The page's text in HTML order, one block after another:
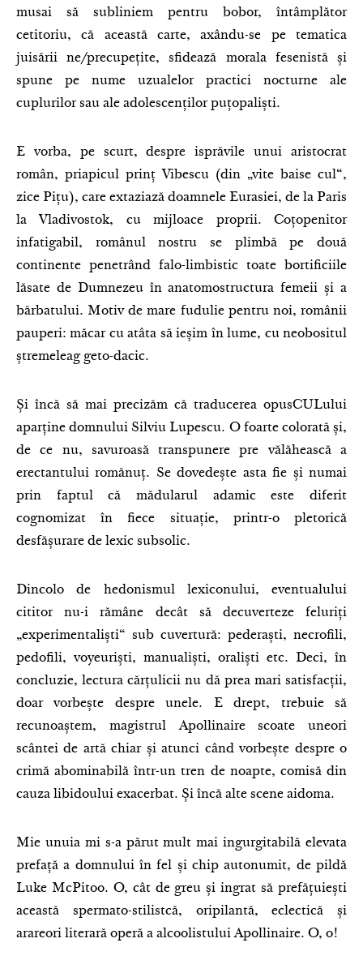
musai să subliniem pentru bobor, întâmplător
cetitoriu, că această carte, axându-se pe tematica
juisării ne/precupețite, sfidează morala fesenistă și
spune pe nume uzualelor practici nocturne ale
cuplurilor sau ale adolescenților puțopaliști.
E vorba, pe scurt, despre isprăvile unui aristocrat
român, priapicul prinț Vibescu (din „vite baise cul“,
zice Pițu), care extaziază doamnele Eurasiei, de la Paris
la Vladivostok, cu mijloace proprii. Coțopenitor
infatigabil, românul nostru se plimbă pe două
continente penetrând falo-limbistic toate bortificiile
lăsate de Dumnezeu în anatomostructura femeii și a
bărbatului. Motiv de mare fudulie pentru noi, românii
pauperi: măcar cu atâta să ieșim în lume, cu neobositul
ștremeleag geto-dacic.
Și încă să mai precizăm că traducerea opusCULului
aparține domnului Silviu Lupescu. O foarte colorată și,
de ce nu, savuroasă transpunere pre vălăhească a
erectantului romănuț. Se dovedește asta fie și numai
prin faptul că mădularul adamic este diferit
cognomizat în fiece situație, printr-o pletorică
desfășurare de lexic subsolic.
Dincolo de hedonismul lexiconului, eventualului
cititor nu-i rămâne decât să decuverteze feluriți
„experimentaliști“ sub cuvertură: pederaști, necrofili,
pedofili, voyeuriști, manualiști, oraliști etc. Deci, în
concluzie, lectura cărțulicii nu dă prea mari satisfacții,
doar vorbește despre unele. E drept, trebuie să
recunoaștem, magistrul Apollinaire scoate uneori
scântei de artă chiar și atunci când vorbește despre o
crimă abominabilă într-un tren de noapte, comisă din
cauza libidoului exacerbat. Și încă alte scene aidoma.
Mie unuia mi s-a părut mult mai ingurgitabilă elevata
prefață a domnului în fel și chip autonumit, de pildă
Luke McPitoo. O, cât de greu și ingrat să prefățuiești
această spermato-stilistcă, oripilantă, eclectică și
arareori literară operă a alcoolistului Apollinaire. O, o!